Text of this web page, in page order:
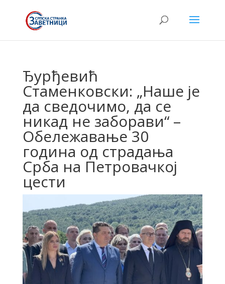
Ђурђевић
Стаменковски: „Наше је
да сведочимо, да се
никад не заборави“ –
Обележавање 30
година од страдања
Срба на Петровачкој
цести